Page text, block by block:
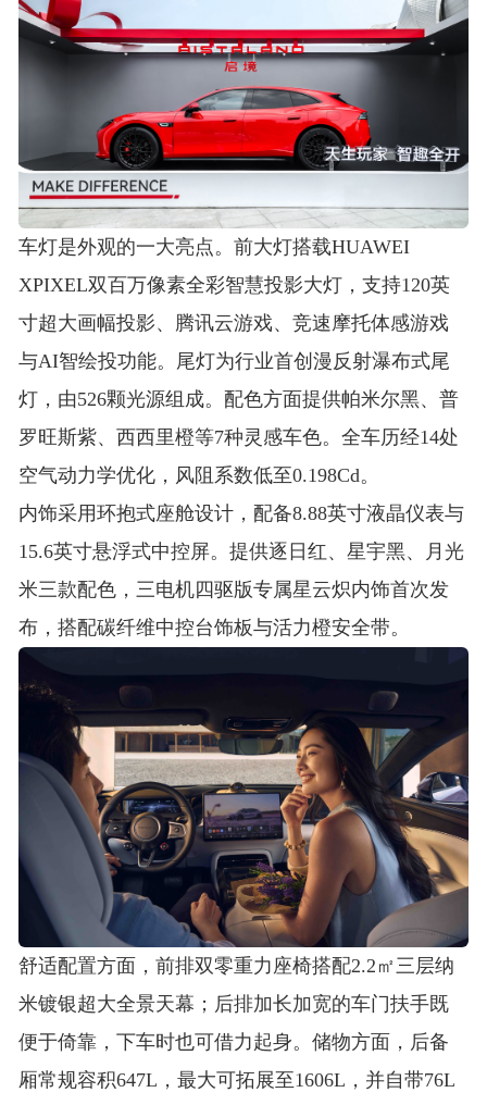
车灯是外观的一大亮点。前大灯搭载HUAWEI
XPIXEL双百万像素全彩智慧投影大灯，支持120英
寸超大画幅投影、腾讯云游戏、竞速摩托体感游戏
与AI智绘投功能。尾灯为行业首创漫反射瀑布式尾
灯，由526颗光源组成。配色方面提供帕米尔黑、普
罗旺斯紫、西西里橙等7种灵感车色。全车历经14处
空气动力学优化，风阻系数低至0.198Cd。
内饰采用环抱式座舱设计，配备8.88英寸液晶仪表与
15.6英寸悬浮式中控屏。提供逐日红、星宇黑、月光
米三款配色，三电机四驱版专属星云炽内饰首次发
布，搭配碳纤维中控台饰板与活力橙安全带。
舒适配置方面，前排双零重力座椅搭配2.2㎡三层纳
米镀银超大全景天幕 ；后排加长加宽的车门扶手既
便于倚靠，下车时也可借力起身。储物方面，后备
厢常规容积647L，最大可拓展至1606L，并自带76L